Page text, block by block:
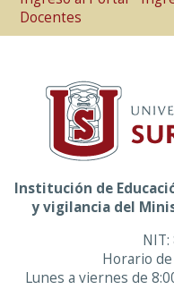
Docentes
Institución de
y vigilancia del
NIT:
Horario
Lunes a viernes de